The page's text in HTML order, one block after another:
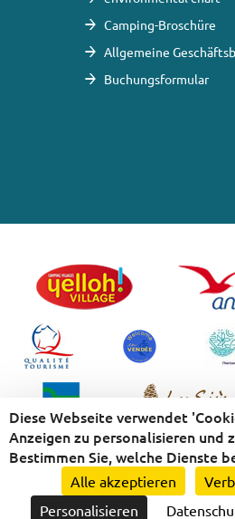
Diese Webseite verwendet
Anzeigen zu personalisieren und
Bestimmen Sie, welche Dienste
Alle akzeptieren
Personalisieren
Camping-Broschüre
Allgemeine
Buchungsformular
Rechtliche Bestimmungen-Personal data
RSS
Erstellung und SEO-